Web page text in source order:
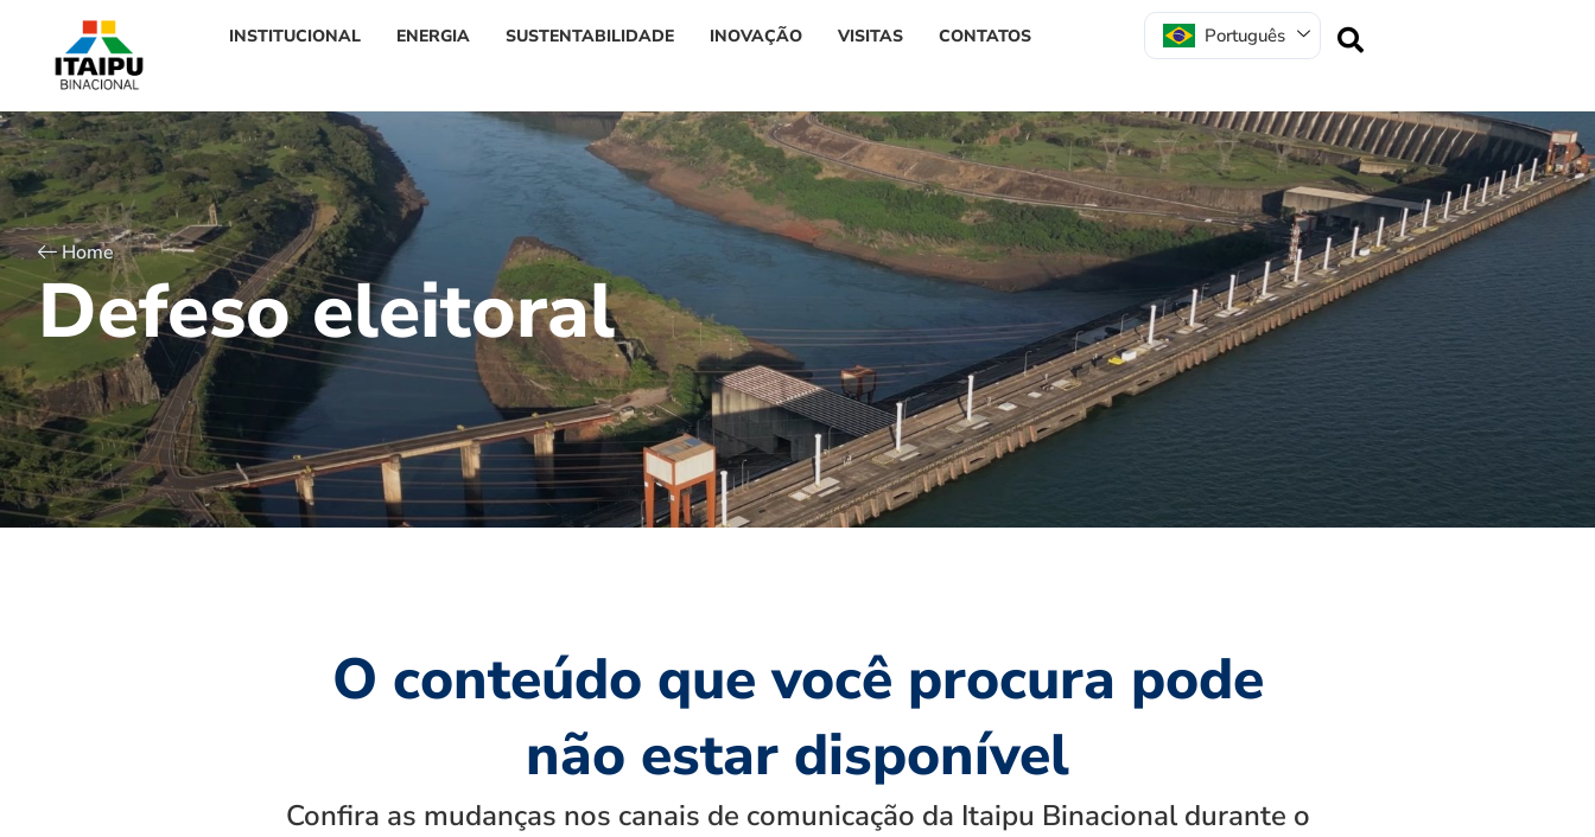
INSTITUCIONAL ENERGIA SUSTENTABILIDADE INOVAÇÃO VISITAS CONTATOS Português
Home
Defeso eleitoral
O conteúdo que você procura pode
não estar disponível
Confira as mudanças nos canais de comunicação da Itaipu Binacional durante o